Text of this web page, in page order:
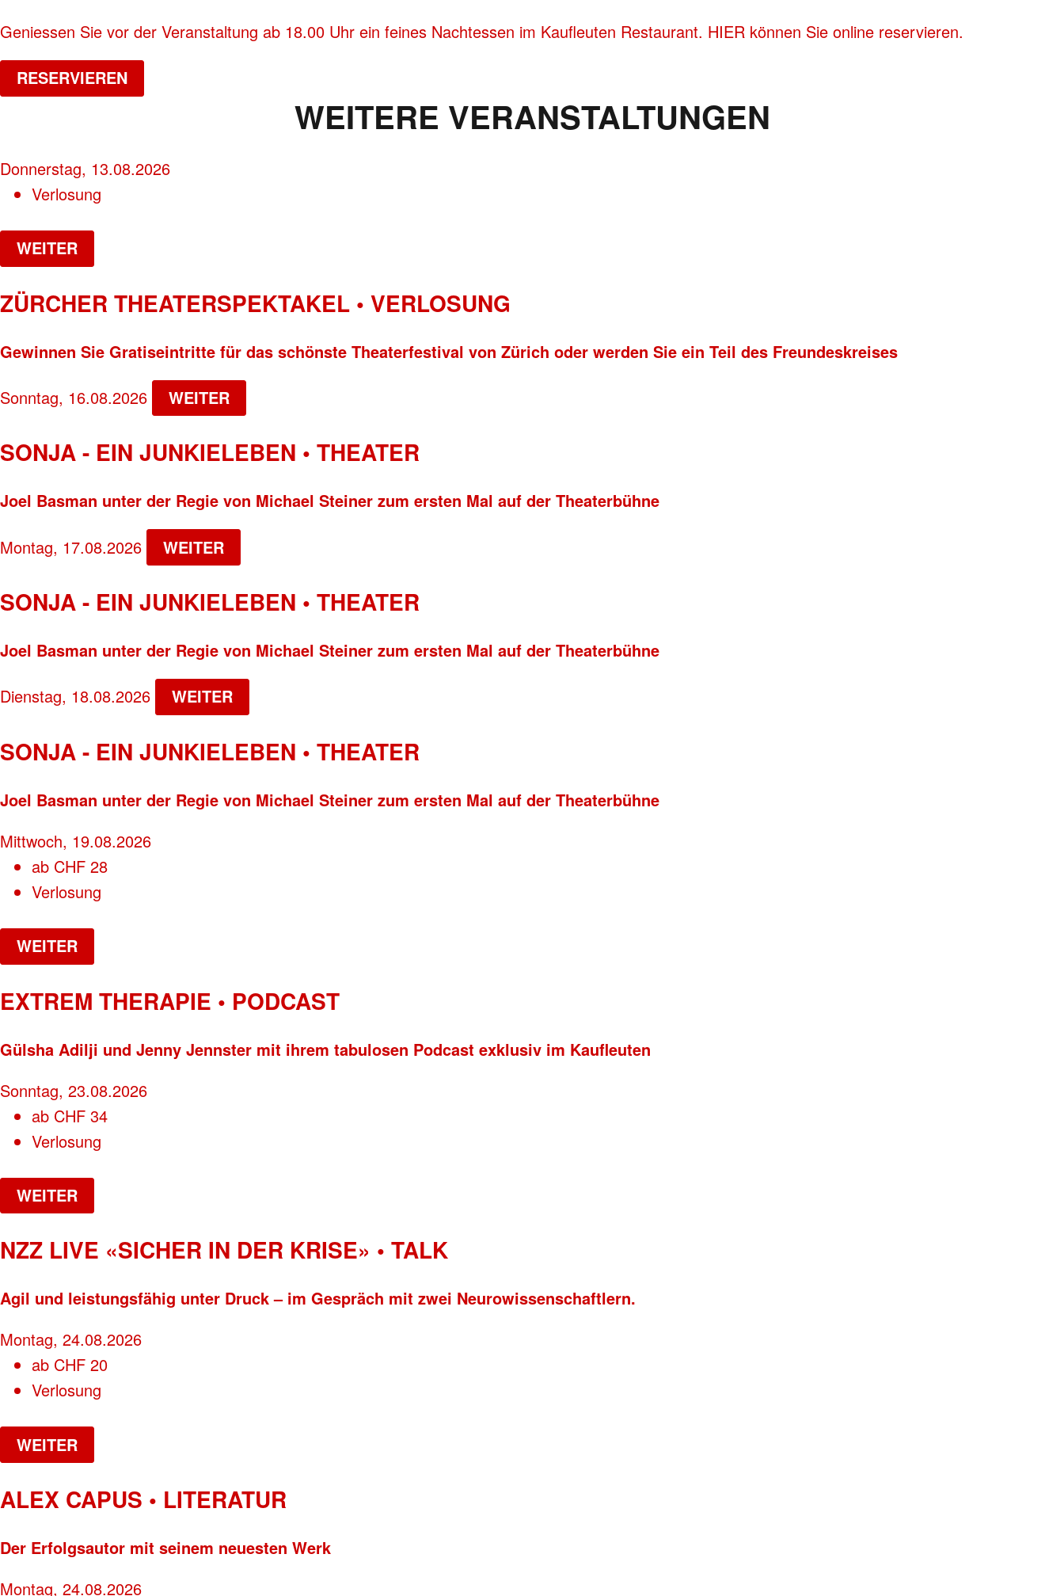
Geniessen Sie vor der Veranstaltung ab 18.00 Uhr ein feines Nachtessen im Kaufleuten Restaurant. HIER können Sie online reservieren.
RESERVIEREN
WEITERE VERANSTALTUNGEN
Donnerstag, 13.08.2026
Verlosung
WEITER
ZÜRCHER THEATERSPEKTAKEL • VERLOSUNG
Gewinnen Sie Gratiseintritte für das schönste Theaterfestival von Zürich oder werden Sie ein Teil des Freundeskreises
Sonntag, 16.08.2026 WEITER
SONJA - EIN JUNKIELEBEN • THEATER
Joel Basman unter der Regie von Michael Steiner zum ersten Mal auf der Theaterbühne
Montag, 17.08.2026 WEITER
SONJA - EIN JUNKIELEBEN • THEATER
Joel Basman unter der Regie von Michael Steiner zum ersten Mal auf der Theaterbühne
Dienstag, 18.08.2026 WEITER
SONJA - EIN JUNKIELEBEN • THEATER
Joel Basman unter der Regie von Michael Steiner zum ersten Mal auf der Theaterbühne
Mittwoch, 19.08.2026
ab CHF 28
Verlosung
WEITER
EXTREM THERAPIE • PODCAST
Gülsha Adilji und Jenny Jennster mit ihrem tabulosen Podcast exklusiv im Kaufleuten
Sonntag, 23.08.2026
ab CHF 34
Verlosung
WEITER
NZZ LIVE «SICHER IN DER KRISE» • TALK
Agil und leistungsfähig unter Druck – im Gespräch mit zwei Neurowissenschaftlern.
Montag, 24.08.2026
ab CHF 20
Verlosung
WEITER
ALEX CAPUS • LITERATUR
Der Erfolgsautor mit seinem neuesten Werk
Montag, 24.08.2026